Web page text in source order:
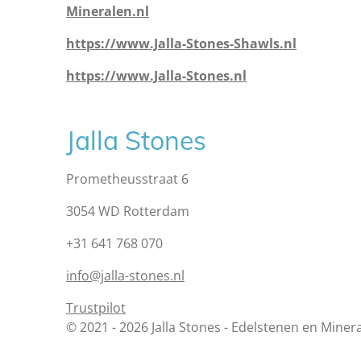
Mineralen.nl
https://www.Jalla-Stones-Shawls.nl
https://www.Jalla-Stones.nl
Jalla Stones
Prometheusstraat 6
3054 WD Rotterdam
+31 641 768 070
info@jalla-stones.nl
Trustpilot
© 2021 - 2026 Jalla Stones - Edelstenen en